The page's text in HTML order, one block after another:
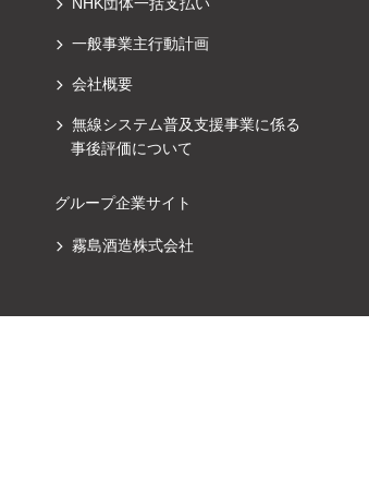
一般事業主行動計画
会社概要
無線システム普及支援事業に係る
事後評価について
グループ企業サイト
霧島酒造株式会社